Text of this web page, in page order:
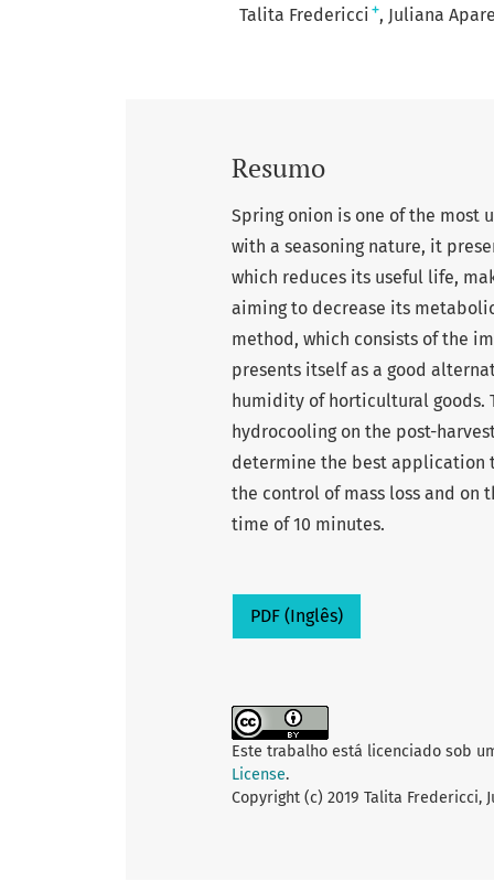
Talita Fredericci + Juliana
Resumo
Spring onion is one of the most
with a seasoning nature, it
which reduces its useful life,
aiming to decrease its
method, which consists of the
presents itself as a good
humidity of horticultural goods.
hydrocooling on the post-
determine the best application
the control of mass loss and on
time of 10 minutes.
PDF (Inglês)
Este trabalho está licenciado sob
License.
Copyright (c) 2019 Talita Fredericci,